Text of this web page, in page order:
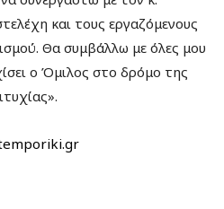
και τους εργαζόμενους
Θα συμβάλλω με όλες μου
ο Όμιλος στο δρόμο της